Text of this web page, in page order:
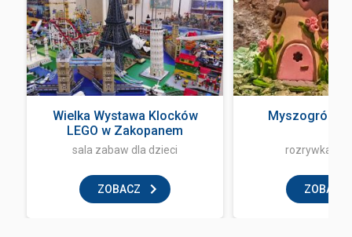
Wielka Wystawa Klocków
LEGO w Zakopanem
sala zabaw dla dzieci
ZOBACZ
Myszogród
rozrywka i
ZOBACZ